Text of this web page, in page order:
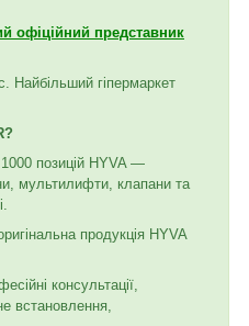
офіційний представник
Найбільший гіпермаркет
позицій HYVA —
мультилифти, клапани та
продукція HYVA
консультації,
встановлення,